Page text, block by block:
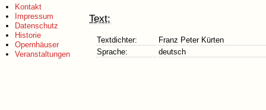
Kontakt
Impressum
Datenschutz
Historie
Opernhäuser
Veranstaltungen
Text:
Textdichter:
Franz Peter Kürten
Sprache:
deutsch